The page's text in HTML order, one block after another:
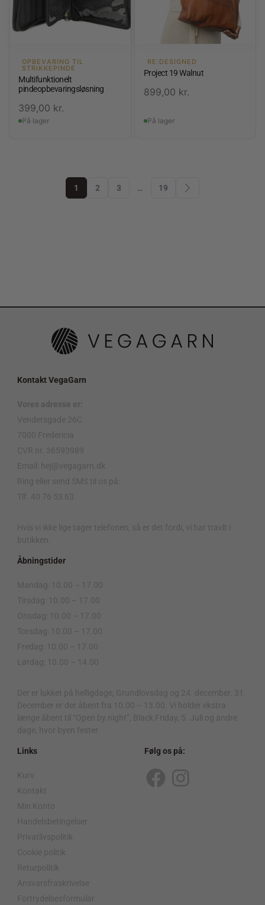
OPBEVARING TIL
STRIKKEPINDE
Multifunktionelt
pindeopbevaringsløsning
399,00 kr.
På lager
RE:DESIGNED
Project 19 Walnut
899,00 kr.
På lager
1 2 3 … 19
Kontakt VegaGarn
Vores adresse er:
Vendersgade 26C
7000 Fredericia
CVR nr. 36593989
Email: hej@vegagarn.dk
Ring eller send SMS til os på:
Tlf. 40 76 53 63
Hvis vi ikke lige tager telefonen, så er det fordi, vi har travlt i
butikken.
Åbningstider
Mandag: 10.00 – 17.00
Tirsdag: 10.00 – 17.00
Onsdag: 10.00 – 17.00
Torsdag: 10.00 – 17.00
Fredag: 10.00 – 17.00
Lørdag: 10.00 – 14.00
Der er lukket på helligdage, Grundlovsdag og 24. december. 31.
December er der åbent fra 10.00 – 13.00. Vi holder ekstra
længe åbent til “Open by night”, Black Friday, 5. Juli og andre
dage, hvor byen fester.
Links
Kurv
Kontakt
Min Konto
Handelsbetingelser
Privatlivspolitik
Cookie politik
Returpolitik
Ansvarsfraskrivelse
Fortrydelsesformular
Følg os på:
F
I